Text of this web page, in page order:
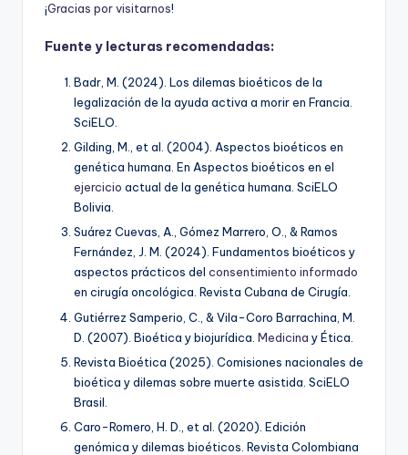
¡Gracias porvisitarnos!
Fuente y lecturas recomendadas:
Badr, M. (2024). Los dilemas bioéticos de la
legalización de la ayuda activa a morir en Francia
SciELO.
Gilding, M., et al. (2004). Aspectos bioéticos en
genética humana. En Aspectos bioéticos en el
ejercicio actual de la genética humana. SciELO
Bolivia.
Suárez Cuevas, A., Gómez Marrero, O., & Ramos
Fernández, J. M. (2024). Fundamentos bioéticos y
aspectos prácticos del consentimiento informado
en cirugía oncológica. Revista Cubana de Cirugía.
Gutiérrez Samperio, C., & Vila-Coro Barrachina, M.
D. (2007). Bioética y biojurídica Medicina y Ética.
Revista Bioética (2025). Comisiones nacionales de
bioética y dilemas sobre muerte asistida . SciELO
Brasil.
Caro-Romero, H. D., et al. (2020). Edición
genómica y dilemas bioéticos . Revista Colombiana